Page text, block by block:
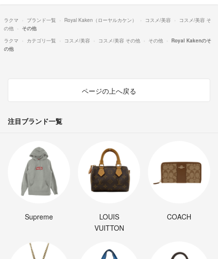
ラクマ ブランド一覧 Royal Kaken（ローヤルカケン） コスメ/美容
コスメ/美容 そ
の他
その他
ラクマ
カテゴリ一覧 コスメ/美容 コスメ/美容 その他 その他
Royal Kakenのそ
の他
ページの上へ戻る
注目ブランド一覧
Supreme
LOUIS
VUITTON
COACH